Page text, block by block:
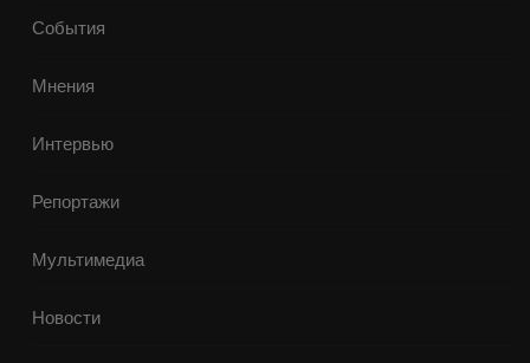
События
Мнения
Интервью
Репортажи
Мультимедиа
Новости